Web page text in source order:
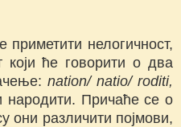
нелогичност,
ће говорити о два
nation/ natio/ roditi,
Причаће се о
они различити појмови,